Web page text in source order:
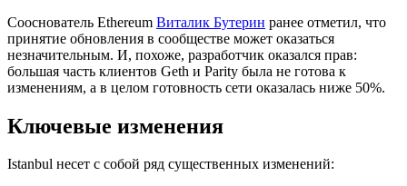
Сооснователь Ethereum Виталик Бутерин ранее отметил, что
принятие обновления в сообществе может оказаться
незначительным. И, похоже, разработчик оказался прав:
большая часть клиентов Geth и Parity была не готова к
изменениям, а в целом готовность сети оказалась ниже 50%.
Ключевые изменения
Istanbul несет с собой ряд существенных изменений: